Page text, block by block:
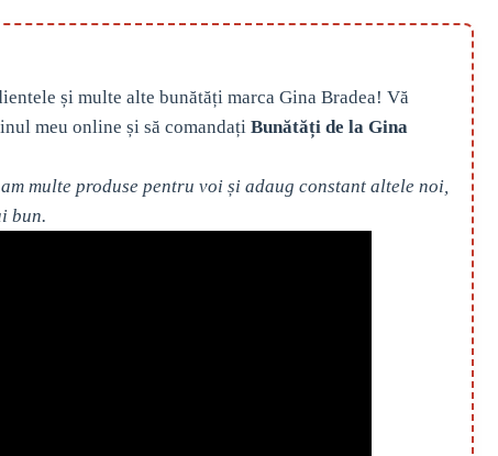
și multe alte bunătăți marca Gina Bradea! Vă
meu online și să comandați Bunătăți de la Gina
multe produse pentru voi și adaug constant altele noi,
bun.